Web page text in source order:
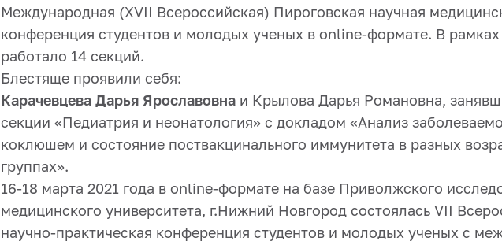
Международная (XVII Всероссийская) Пироговская научная
конференция студентов и молодых ученых в online-формате. В
работало 14 секций.
Блестяще проявили себя:
Карачевцева Дарья Ярославовна и Крылова Дарья Романовна,
секции «Педиатрия и неонатология» с докладом «Анализ
коклюшем и состояние поствакцинального иммунитета в разных
группах».
16-18 марта 2021 года в online-формате на базе Приволжского
медицинского университета, г.Нижний Новгород состоялась VII
научно-практическая конференция студентов и молодых ученых с